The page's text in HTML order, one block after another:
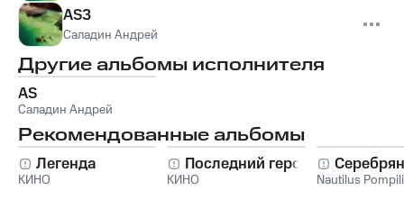
AS3
Саладин Андрей
Другие альбомы исполнителя
AS
Саладин Андрей
Рекомендованные альбомы
Легенда
КИНО
Последний герой
КИНО Nautilus